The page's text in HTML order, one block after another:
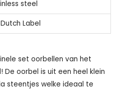
steel
Label
set oorbellen van het
De oorbel is uit een heel klein
steentjes welke ideaal te